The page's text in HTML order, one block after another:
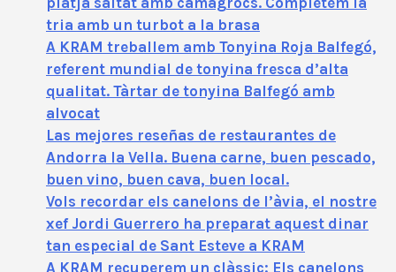
tria amb un turbot a la brasa
A KRAM treballem amb Tonyina Roja Balfegó,
referent mundial de tonyina fresca d’alta
qualitat. Tàrtar de tonyina Balfegó amb
alvocat
Las mejores reseñas de restaurantes de
Andorra la Vella. Buena carne, buen pescado,
buen vino, buen cava, buen local.
Vols recordar els canelons de l’àvia, el nostre
xef Jordi Guerrero ha preparat aquest dinar
tan especial de Sant Esteve a KRAM
A KRAM recuperem un clàssic: Els canelons